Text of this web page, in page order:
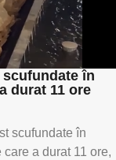
aici
subti
în
durat 11 ore
scufundate în
a durat 11 ore,